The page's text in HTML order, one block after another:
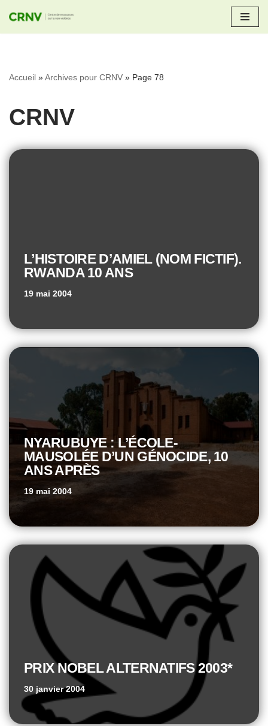
Aller
Accueil »Archives pour CRNV » Page 78
CRNV
L’HISTOIRE D’AMIEL (NOM FICTIF).
RWANDA 10 ANS
19 mai 2004
NYARUBUYE : L’ÉCOLE-
MAUSOLÉE D’UN GÉNOCIDE, 10
ANS APRÈS
19 mai 2004
PRIX NOBEL ALTERNATIFS 2003*
30 janvier 2004